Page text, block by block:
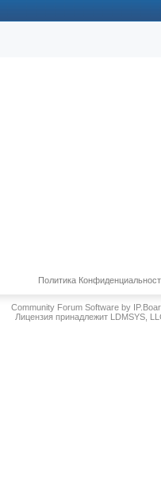
Политика
Community Forum Software by
Лицензия принадлежит LDMSYS,